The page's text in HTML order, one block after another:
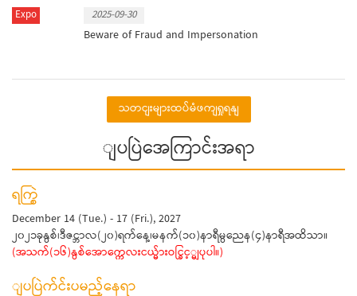
Expo 2025-09-30
Beware of Fraud and Impersonation
သတငျးများထပ်မံဖကျရှုရနျ
ျပပြဲအေကြာင်းအရာ
ရက္စြဲ
December 14 (Tue.) - 17 (Fri.), 2027
၂၀၂၁ခုနွစ်၊ဒီဇင္ဘာလ(၂၀)ရက်နေ့၊မနက်(၁၀)နာရီမွညေန(၄)နာရီအထိသာ။
(အသက်(၁၆)နွစ်အောက္ကေလးငယ္မ်ားဝင္ခြင့္မျပုပါ။)
ျပပြဲက်င်းပမည့်နေရာ